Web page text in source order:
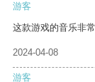
游客
这款游戏的音乐非
2024-04-08
游客